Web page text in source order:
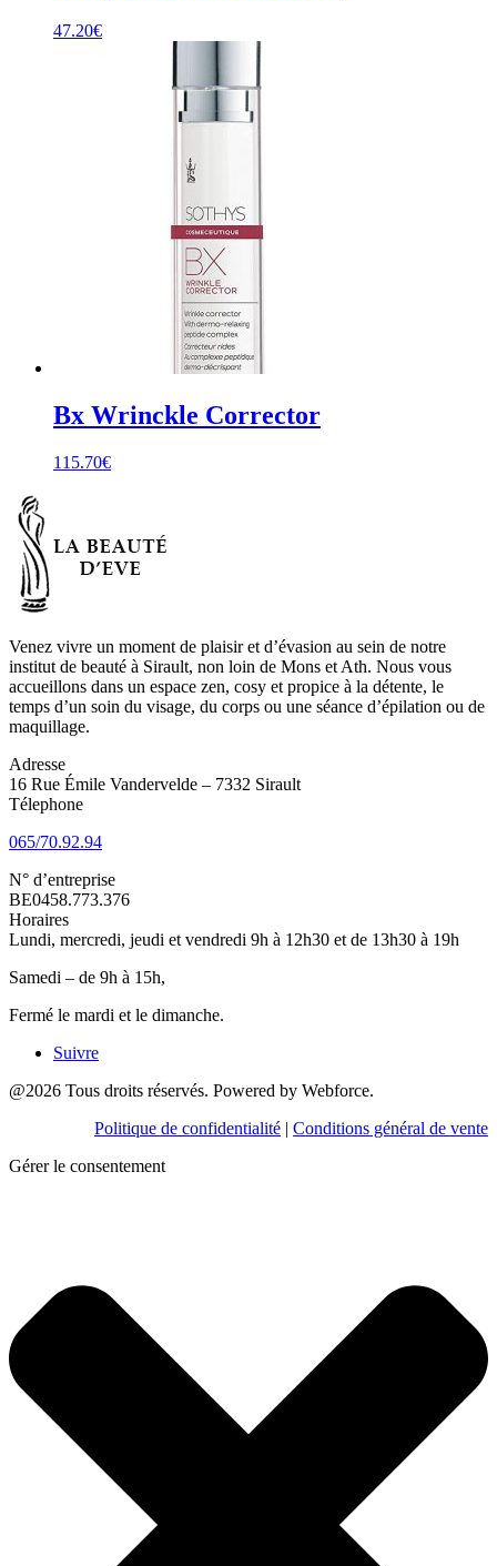
47.20€
Bx Wrinckle Corrector
115.70€
Venez vivre un moment de plaisir et d’évasion au sein de notre
institut de beauté à Sirault, non loin de Mons et Ath. Nous vous
accueillons dans un espace zen, cosy et propice à la détente, le
temps d’un soin du visage, du corps ou une séance d’épilation ou de
maquillage.
Adresse
16 Rue Émile Vandervelde – 7332 Sirault
Télephone
065/70.92.94
N° d’entreprise
BE0458.773.376
Horaires
Lundi, mercredi, jeudi et vendredi 9h à 12h30 et de 13h30 à 19h
Samedi – de 9h à 15h,
Fermé le mardi et le dimanche.
Suivre
@2026 Tous droits réservés. Powered by Webforce.
Politique de confidentialité | Conditions général de vente
Gérer le consentement